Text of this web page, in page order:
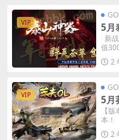
VIP
5月
洗
新
值
2
VIP
5月
附
【
本！
2